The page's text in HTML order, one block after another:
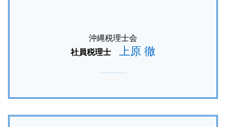
沖縄税理士会
社員税理士
上原 徹